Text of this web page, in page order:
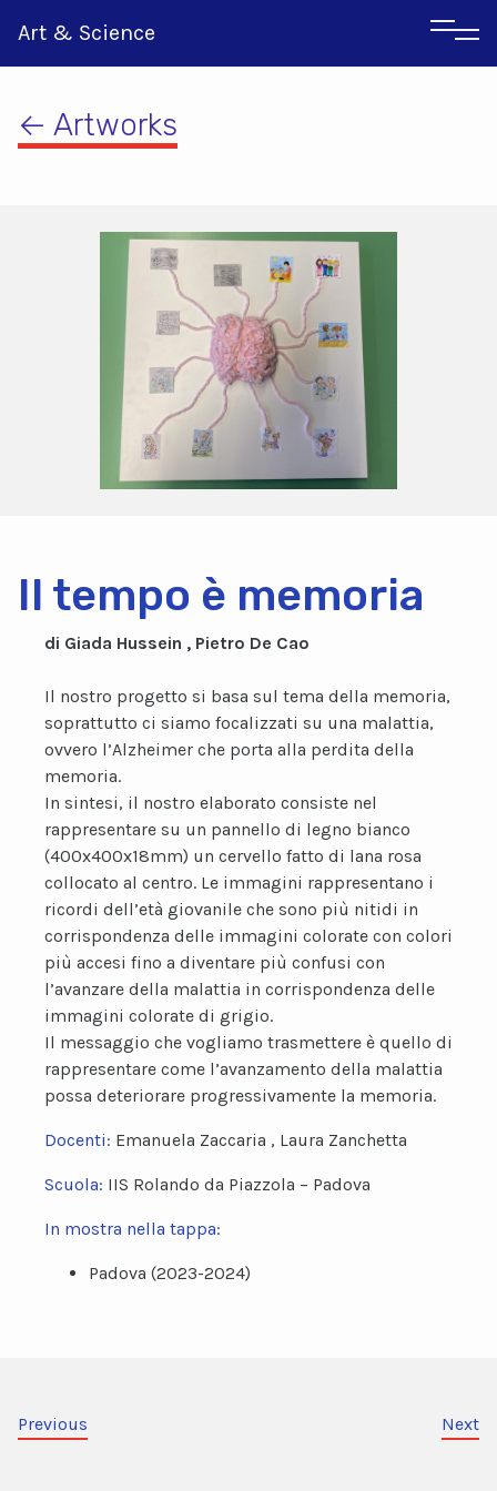
Art & Science
Ιταλικα
← Artworks
Il tempo è memoria
di Giada Hussein , Pietro De Cao
Il nostro progetto si basa sul tema della memoria,
soprattutto ci siamo focalizzati su una malattia,
ovvero l’Alzheimer che porta alla perdita della
memoria.
In sintesi, il nostro elaborato consiste nel
rappresentare su un pannello di legno bianco
(400x400x18mm) un cervello fatto di lana rosa
collocato al centro. Le immagini rappresentano i
ricordi dell’età giovanile che sono più nitidi in
corrispondenza delle immagini colorate con colori
più accesi fino a diventare più confusi con
l’avanzare della malattia in corrispondenza delle
immagini colorate di grigio.
Il messaggio che vogliamo trasmettere è quello di
rappresentare come l’avanzamento della malattia
possa deteriorare progressivamente la memoria.
Docenti: Emanuela Zaccaria , Laura Zanchetta
Scuola: IIS Rolando da Piazzola – Padova
In mostra nella tappa:
Padova (2023-2024)
Previous Next